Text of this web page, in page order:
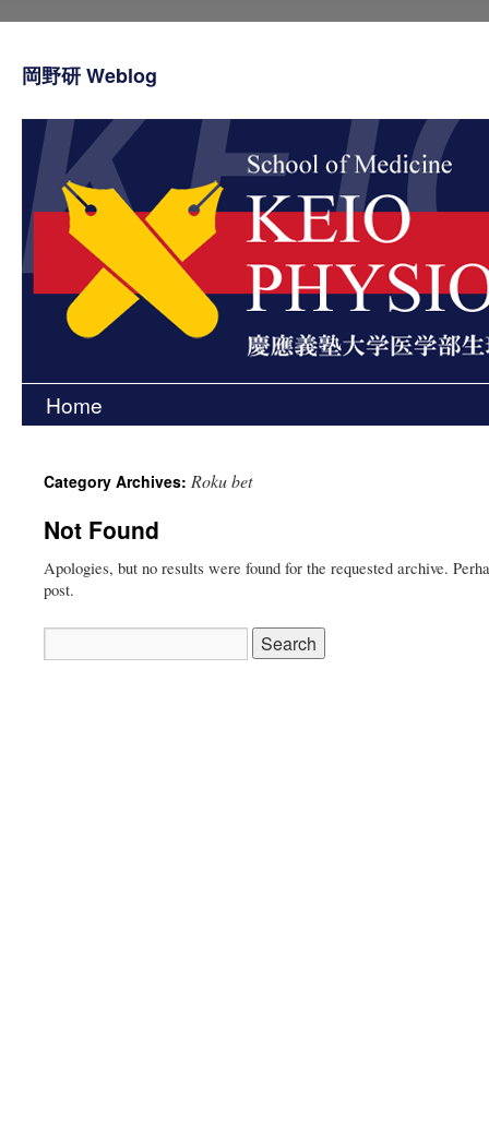
岡野研 Weblog
Skip
content
Home
Category Archives: Roku bet
Not Found
Apologies, but no results were found for the requested archive.
post.
for: